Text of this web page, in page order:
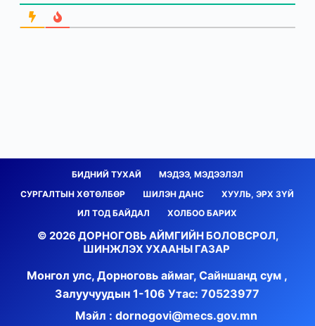
БИДНИЙ ТУХАЙ
МЭДЭЭ, МЭДЭЭЛЭЛ
СУРГАЛТЫН ХӨТӨЛБӨР
ШИЛЭН ДАНС
ХУУЛЬ, ЭРХ ЗҮЙ
ИЛ ТОД БАЙДАЛ
ХОЛБОО БАРИХ
© 2026 ДОРНОГОВЬ АЙМГИЙН БОЛОВСРОЛ,
ШИНЖЛЭХ УХААНЫ ГАЗАР
Монгол улс, Дорноговь аймаг, Сайншанд сум ,
Залуучуудын 1-106 Утас: 70523977
Мэйл : dornogovi@mecs.gov.mn